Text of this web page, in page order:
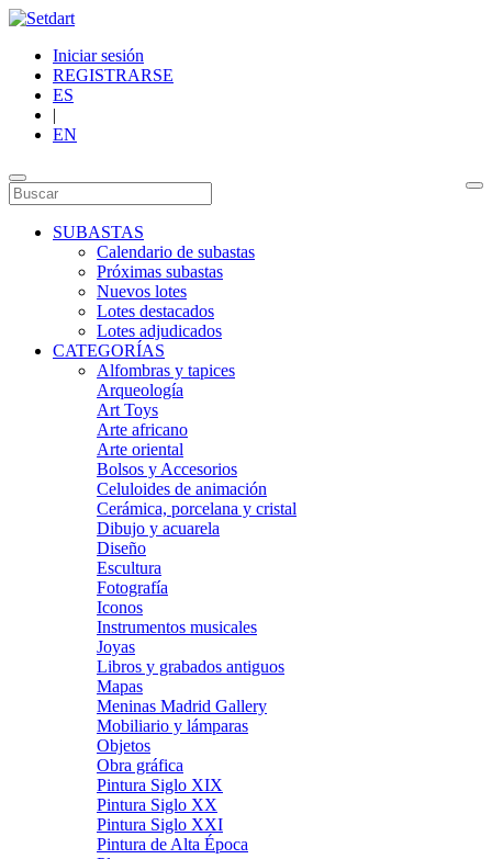
Iniciar sesión
REGISTRARSE
ES
|
EN
SUBASTAS
Calendario de subastas
Próximas subastas
Nuevos lotes
Lotes destacados
Lotes adjudicados
CATEGORÍAS
Alfombras y tapices
Arqueología
Art Toys
Arte africano
Arte oriental
Bolsos y Accesorios
Celuloides de animación
Cerámica, porcelana y cristal
Dibujo y acuarela
Diseño
Escultura
Fotografía
Iconos
Instrumentos musicales
Joyas
Libros y grabados antiguos
Mapas
Meninas Madrid Gallery
Mobiliario y lámparas
Objetos
Obra gráfica
Pintura Siglo XIX
Pintura Siglo XX
Pintura Siglo XXI
Pintura de Alta Época